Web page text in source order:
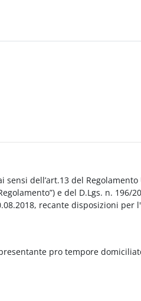
dell’art.13 del Regolamento
e del D.Lgs. n. 196/
recante disposizioni per
pro tempore